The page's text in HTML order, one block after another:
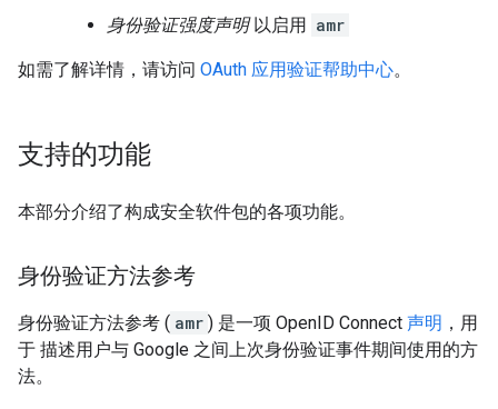
身份验证强度声明以启用 amr
如需了解详情，请访问 OAuth 应用验证帮助中心。
支持的功能
本部分介绍了构成安全软件包的各项功能。
身份验证方法参考
身份验证方法参考 ( amr ) 是一项 OpenID Connect 声明 ，用
于 描述用户与 Google 之间上次身份验证事件期间使用的方
法。